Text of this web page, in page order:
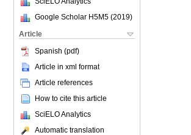
Google Scholar H5M5 (2019)
Article
Spanish (pdf)
Article in xml format
Article references
How to cite this article
SciELO Analytics
Automatic translation